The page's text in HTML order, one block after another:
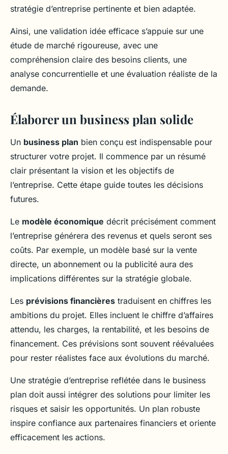
stratégie d’entreprise pertinente et bien adaptée.
Ainsi, une validation idée efficace s’appuie sur une
étude de marché rigoureuse, avec une
compréhension claire des besoins clients, une
analyse concurrentielle et une évaluation réaliste de la
demande.
Élaborer un business plan solide
Un business plan bien conçu est indispensable pour
structurer votre projet. Il commence par un résumé
clair présentant la vision et les objectifs de
l’entreprise. Cette étape guide toutes les décisions
futures.
Le modèle économique décrit précisément comment
l’entreprise générera des revenus et quels seront ses
coûts. Par exemple, un modèle basé sur la vente
directe, un abonnement ou la publicité aura des
implications différentes sur la stratégie globale.
Les prévisions financières traduisent en chiffres les
ambitions du projet. Elles incluent le chiffre d’affaires
attendu, les charges, la rentabilité, et les besoins de
financement. Ces prévisions sont souvent réévaluées
pour rester réalistes face aux évolutions du marché.
Une stratégie d’entreprise reflétée dans le business
plan doit aussi intégrer des solutions pour limiter les
risques et saisir les opportunités. Un plan robuste
inspire confiance aux partenaires financiers et oriente
efficacement les actions.